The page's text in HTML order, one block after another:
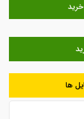
ها